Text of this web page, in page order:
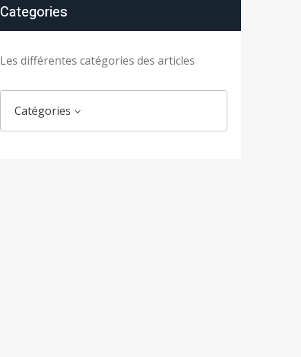
Categories
Les différentes catégories des articles
Catégories